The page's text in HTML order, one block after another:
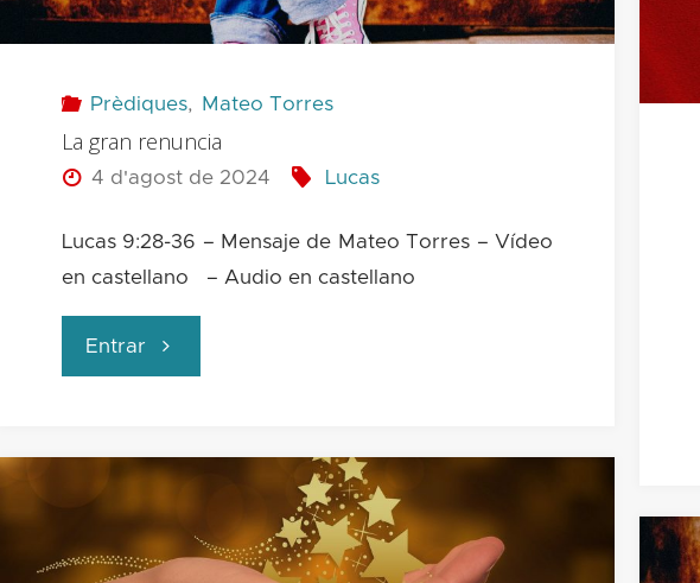
las
y
tierra
paz"
Prèdiques, Mateo Torres
La gran renuncia
4 d'agost de 2024 Lucas
Lucas 9:28-36 – Mensaje de Mateo Torres – Vídeo
en castellano – Audio en castellano
Entrar "La
renuncia"